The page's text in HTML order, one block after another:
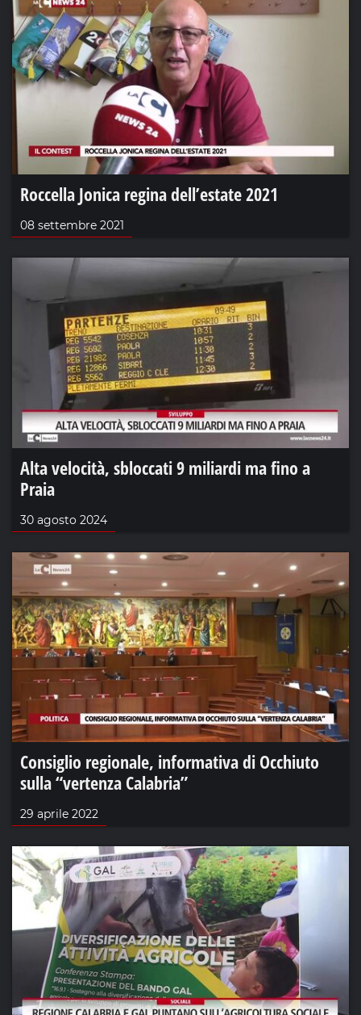
Roccella Jonica regina dell’estate 2021
08 settembre 2021
Alta velocità, sbloccati 9 miliardi ma fino a
Praia
30 agosto 2024
Consiglio regionale, informativa di Occhiuto
sulla “vertenza Calabria”
29 aprile 2022